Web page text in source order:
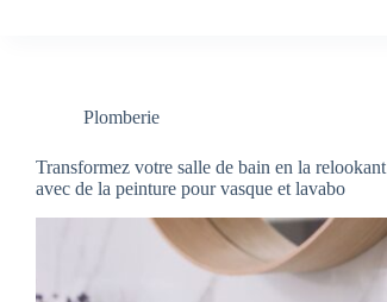
Plomberie
Transformez votre salle de bain en la relookant
avec de la peinture pour vasque et lavabo